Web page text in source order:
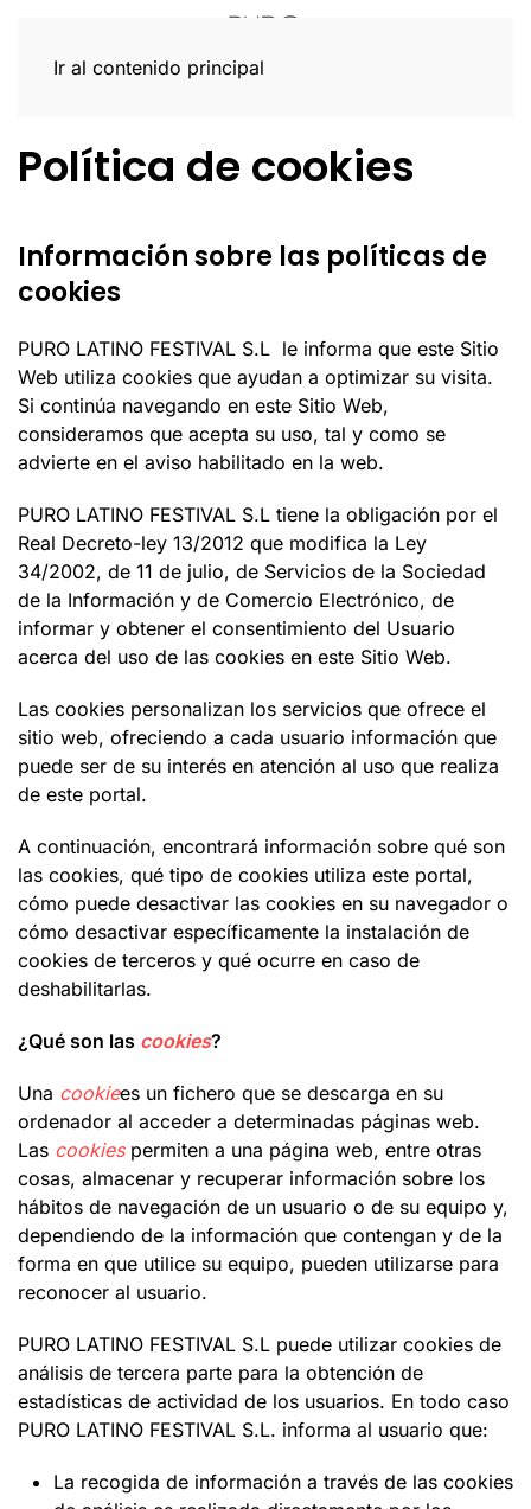
Ir al contenido principal
Política de cookies
Información sobre las políticas de
cookies
PURO LATINO FESTIVAL S.L le informa que este Sitio
Web utiliza cookies que ayudan a optimizar su visita.
Si continúa navegando en este Sitio Web,
consideramos que acepta su uso, tal y como se
advierte en el aviso habilitado en la web.
PURO LATINO FESTIVAL S.L tiene la obligación por el
Real Decreto-ley 13/2012 que modifica la Ley
34/2002, de 11 de julio, de Servicios de la Sociedad
de la Información y de Comercio Electrónico, de
informar y obtener el consentimiento del Usuario
acerca del uso de las cookies en este Sitio Web.
Las cookies personalizan los servicios que ofrece el
sitio web, ofreciendo a cada usuario información que
puede ser de su interés en atención al uso que realiza
de este portal.
A continuación, encontrará información sobre qué son
las cookies, qué tipo de cookies utiliza este portal,
cómo puede desactivar las cookies en su navegador o
cómo desactivar específicamente la instalación de
cookies de terceros y qué ocurre en caso de
deshabilitarlas.
¿Qué son las cookies?
Una cookiees un fichero que se descarga en su
ordenador al acceder a determinadas páginas web.
Las cookies permiten a una página web, entre otras
cosas, almacenar y recuperar información sobre los
hábitos de navegación de un usuario o de su equipo y,
dependiendo de la información que contengan y de la
forma en que utilice su equipo, pueden utilizarse para
reconocer al usuario.
PURO LATINO FESTIVAL S.L puede utilizar cookies de
análisis de tercera parte para la obtención de
estadísticas de actividad de los usuarios. En todo caso
PURO LATINO FESTIVAL S.L. informa al usuario que:
La recogida de información a través de las cookies